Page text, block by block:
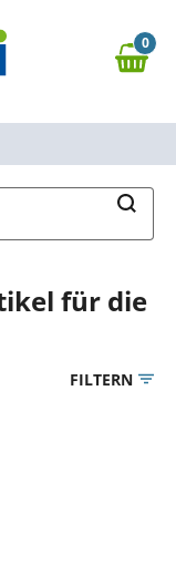
0,00 €
0
für die
FILTERN